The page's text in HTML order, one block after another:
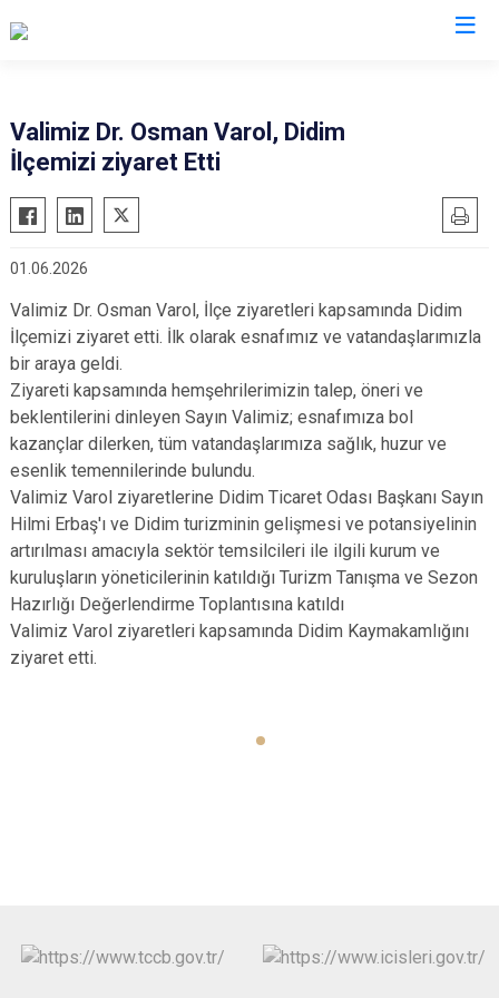
Valimiz Dr. Osman Varol, Didim
İlçemizi ziyaret Etti
01.06.2026
Valimiz Dr. Osman Varol, İlçe ziyaretleri kapsamında Didim
İlçemizi ziyaret etti. İlk olarak esnafımız ve vatandaşlarımızla
bir araya geldi.
Ziyareti kapsamında hemşehrilerimizin talep, öneri ve
beklentilerini dinleyen Sayın Valimiz; esnafımıza bol
kazançlar dilerken, tüm vatandaşlarımıza sağlık, huzur ve
esenlik temennilerinde bulundu.
Valimiz Varol ziyaretlerine Didim Ticaret Odası Başkanı Sayın
Hilmi Erbaş'ı ve Didim turizminin gelişmesi ve potansiyelinin
artırılması amacıyla sektör temsilcileri ile ilgili kurum ve
kuruluşların yöneticilerinin katıldığı Turizm Tanışma ve Sezon
Hazırlığı Değerlendirme Toplantısına katıldı
Valimiz Varol ziyaretleri kapsamında Didim Kaymakamlığını
ziyaret etti.